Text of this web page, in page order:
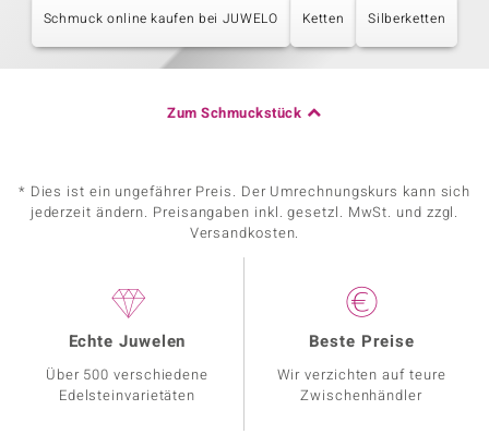
Schmuck online kaufen bei JUWELO Ketten Silberketten
Zum Schmuckstück
* Dies ist ein ungefährer Preis. Der Umrechnungskurs kann sich
jederzeit ändern. Preisangaben inkl. gesetzl. MwSt. und zzgl.
Versandkosten.
Echte Juwelen
Über 500 verschiedene
Edelsteinvarietäten
Beste Preise
Wir verzichten auf teure
Zwischenhändler